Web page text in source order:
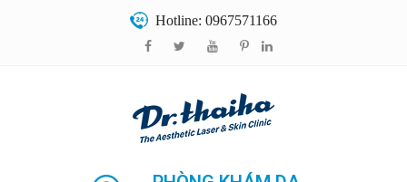
Hotline: 0967571166